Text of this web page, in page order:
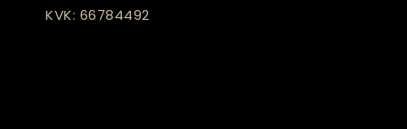
KVK: 66784492